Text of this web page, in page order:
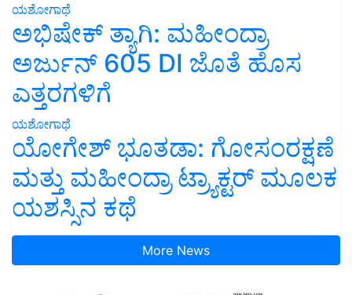
ಯಶೋಗಾಥೆ
ಅಭಿಷೇಕ್ ತ್ಯಾಗಿ: ಮಹೀಂದ್ರಾ
ಅರ್ಜುನ್ 605 DI ಜೊತೆ ಹೊಸ
ಎತ್ತರಗಳಿಗೆ
ಯಶೋಗಾಥೆ
ಯೋಗೇಶ್ ಭೂತಡಾ: ಗೋಸಂರಕ್ಷಣೆ
ಮತ್ತು ಮಹೀಂದ್ರಾ ಟ್ರ್ಯಾಕ್ಟರ್ ಮೂಲಕ
ಯಶಸ್ಸಿನ ಕಥೆ
More News